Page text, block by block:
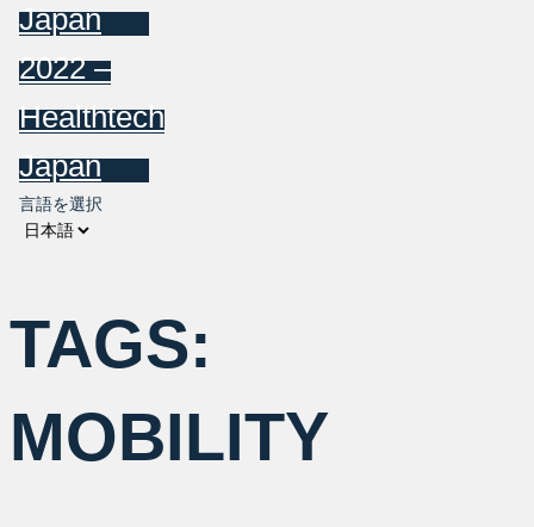
Japan
2022 –
Healthtech
Japan
言語を選択
TAGS:
MOBILITY